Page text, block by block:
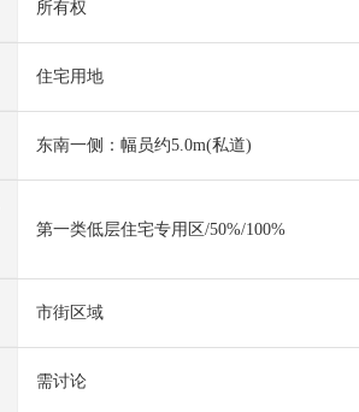
所有权
住宅用地
东南一侧：幅员约5.0m(私道)
第一类低层住宅专用区/50%/100%
市街区域
需讨论